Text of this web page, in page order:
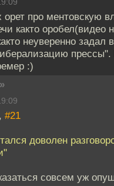
орет про ментовскую
както оробел(видео
неуверенно задал
прессы".
:)
»
#21
доволен
совсем уж